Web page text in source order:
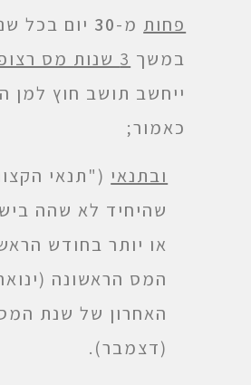
פחות מ-30 יום בכל
במשך 3 שנות מס רצופות
ייחשב תושב חוץ למן
כאמור;
ובתנאי ("תנאי
שהיחיד לא שהה
או יותר בחודש
המס הראשונה
האחרון של שנת
(דצמבר).